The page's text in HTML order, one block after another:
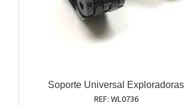
Soporte Universal Exploradoras
REF: WL0736